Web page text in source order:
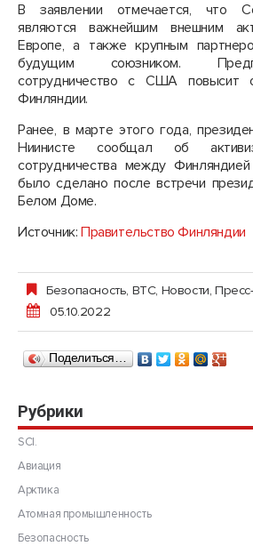
В заявлении отмечается, что
являются важнейшим внешним
Европе, а также крупным
будущим союзником.
сотрудничество с США повысит
Финляндии.
Ранее, в марте этого года,
Ниинисте сообщал об
сотрудничества между
было сделано после встречи
Белом Доме.
Источник: Правительство Финляндии
Безопасность, ВТС, Новости,
05.10.2022
Поделиться…
Рубрики
SCI.
Авиация
Арктика
Атомная промышленность
Безопасность